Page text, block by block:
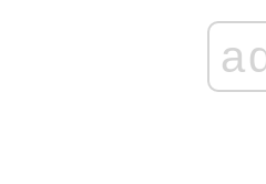
ad